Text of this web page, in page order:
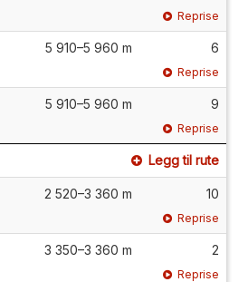
Reprise
5 910–5 960 m 6
Reprise
5 910–5 960 m 9
Reprise
Legg til rute
2 520–3 360 m 10
Reprise
3 350–3 360 m 2
Reprise